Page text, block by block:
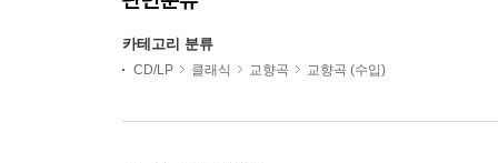
카테고리 분류
CD/LP 클래식 교향곡 교향곡 (수입)